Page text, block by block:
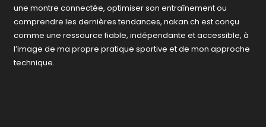
une montre connectée, optimiser son entraînement ou
comprendre les dernières tendances, nakan.ch est conçu
comme une ressource fiable, indépendante et accessible, à
l’image de ma propre pratique sportive et de mon approche
technique.